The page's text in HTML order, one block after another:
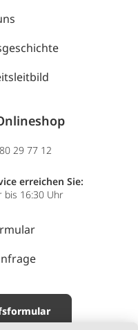
29 77 12
erreichen Sie:
bis 16:30 Uhr